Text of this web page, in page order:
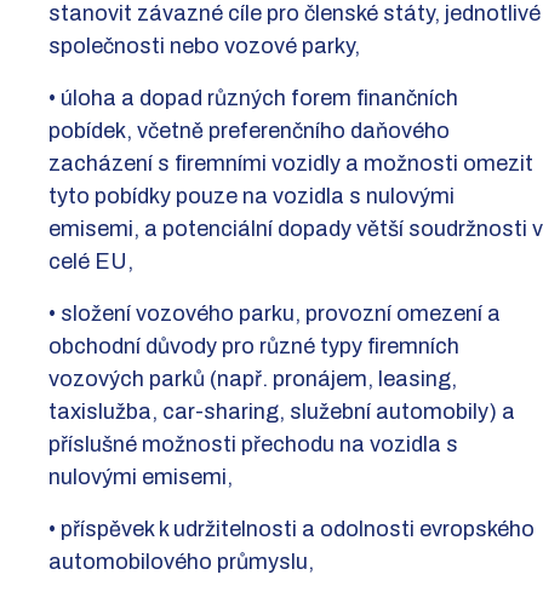
stanovit závazné cíle pro členské státy, jednotlivé
společnosti nebo vozové parky,
• úloha a dopad různých forem finančních
pobídek, včetně preferenčního daňového
zacházení s firemními vozidly a možnosti omezit
tyto pobídky pouze na vozidla s nulovými
emisemi, a potenciální dopady větší soudržnosti v
celé EU,
• složení vozového parku, provozní omezení a
obchodní důvody pro různé typy firemních
vozových parků (např. pronájem, leasing,
taxislužba, car-sharing, služební automobily) a
příslušné možnosti přechodu na vozidla s
nulovými emisemi,
• příspěvek k udržitelnosti a odolnosti evropského
automobilového průmyslu,